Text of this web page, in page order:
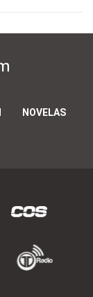
NOVELAS